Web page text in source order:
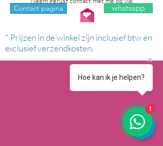
Contact pagina whatsapp
* Prijzen in de winkel zijn inclusief btw en
exclusief verzendkosten.
Hoe kan ik je helpen?
1